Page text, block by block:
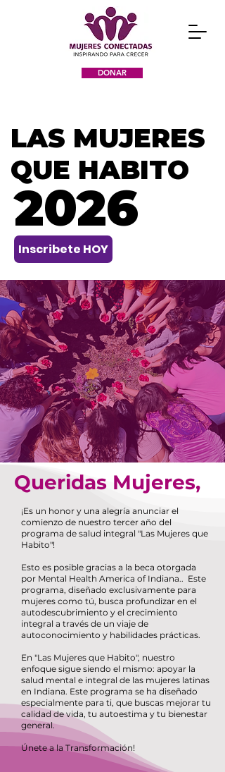
DONAR
LAS MUJERES
QUE HABITO
LAS MUJERES
QUE HABITO
2026
2026
Inscribete HOY
Queridas Mujeres,
​​¡Es un honor y una alegría anunciar el
comienzo de nuestro tercer año del
programa de salud integral "Las Mujeres que
Habito"!
Esto es posible gracias a la beca otorgada
por Mental Health America of Indiana.. Este
programa, diseñado exclusivamente para
mujeres como tú, busca profundizar en el
autodescubrimiento y el crecimiento
integral a través de un viaje de
autoconocimiento y habilidades prácticas.
En "Las Mujeres que Habito", nuestro
enfoque sigue siendo el mismo: apoyar la
salud mental e integral de las mujeres latinas
en Indiana. Este programa se ha diseñado
especialmente para ti, que buscas mejorar tu
calidad de vida, tu autoestima y tu bienestar
general.
Únete a la Transformación!